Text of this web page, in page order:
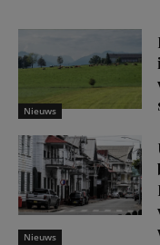
Nieuws
Nieuws